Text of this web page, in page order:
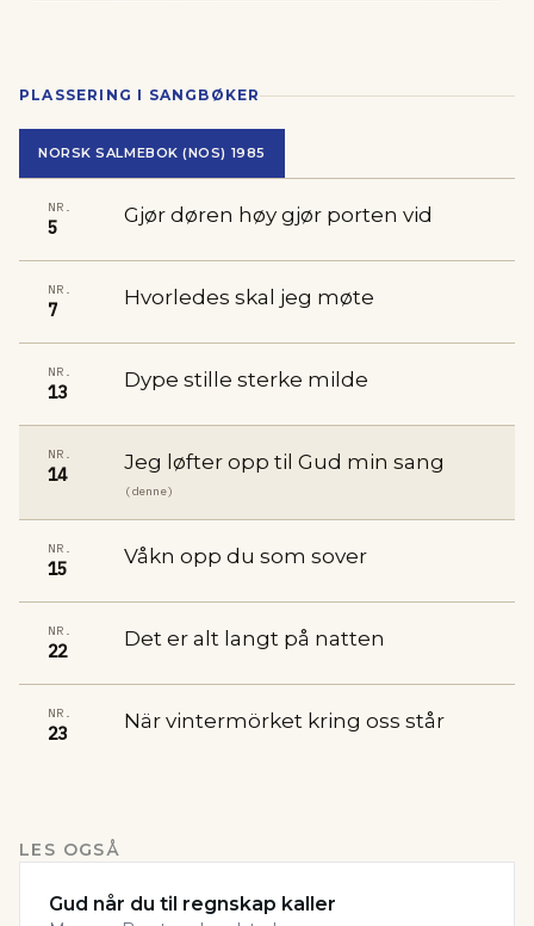
PLASSERING I SANGBØKER
NORSK SALMEBOK (NOS) 1985
NR.
5
Gjør døren høy gjør porten vid
NR.
7
Hvorledes skal jeg møte
NR.
13
Dype stille sterke milde
NR.
14
Jeg løfter opp til Gud min sang
(denne)
NR.
15
Våkn opp du som sover
NR.
22
Det er alt langt på natten
NR.
23
När vintermörket kring oss står
LES OGSÅ
Gud når du til regnskap kaller